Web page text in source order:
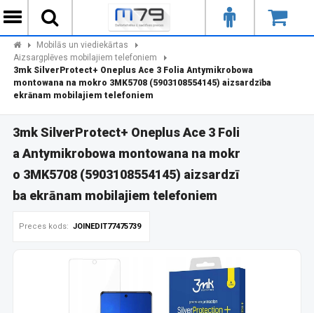
Mobilās un viediekārtas
Aizsargplēves mobilajiem telefoniem
3mk SilverProtect+ Oneplus Ace 3 Folia Antymikrobowa
montowana na mokro 3MK5708 (5903108554145) aizsardzība
ekrānam mobilajiem telefoniem
3mk SilverProtect+ Oneplus Ace 3 Foli
a Antymikrobowa montowana na mokr
o 3MK5708 (5903108554145) aizsardzī
ba ekrānam mobilajiem telefoniem
Preces kods: JOINEDIT77475739